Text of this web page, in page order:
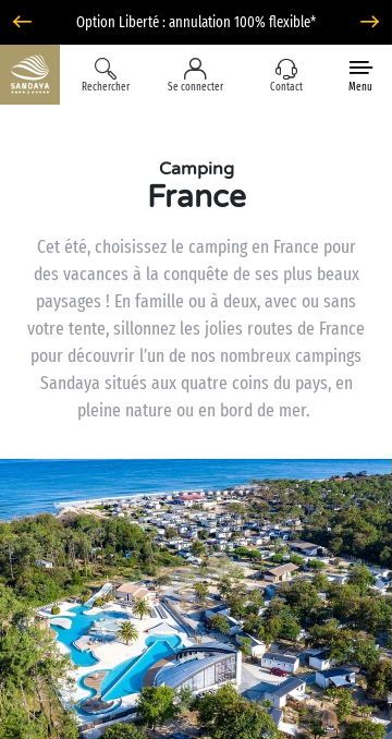
Option Liberté : annulation 100% flexible*
Rechercher Se connecter Contact Menu
Camping
France
Cet été, choisissez le camping en France pour
des vacances à la conquête de ses plus beaux
paysages ! En famille ou à deux, avec ou sans
votre tente, sillonnez les jolies routes de France
pour découvrir l’un de nos nombreux campings
Sandaya situés aux quatre coins du pays, en
pleine nature ou en bord de mer.